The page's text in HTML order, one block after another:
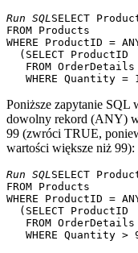
Run SQLSELECT
FROM Products
WHERE ProductID =
  (SELECT ProductID
   FROM OrderDetails
Poniższe zapytanie SQL
dowolny rekord (ANY)
99 (zwróci TRUE,
wartości większe niż 99):
Run SQLSELECT
FROM Products
WHERE ProductID =
  (SELECT ProductID
   FROM OrderDetails